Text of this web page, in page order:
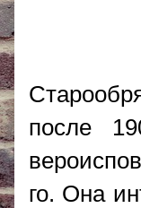
после
го. Она